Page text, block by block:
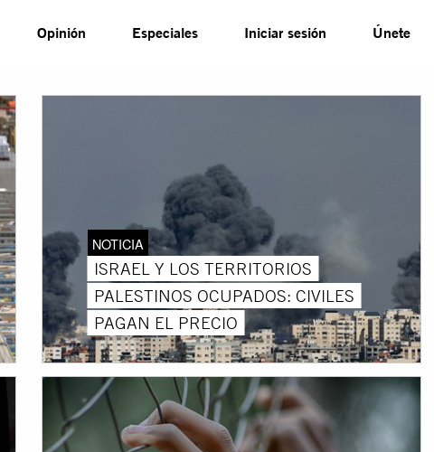
Opinión Especiales Iniciar sesión Únete
NOTICIA
ISRAEL Y LOS TERRITORIOS
PALESTINOS OCUPADOS: CIVILES
PAGAN EL PRECIO